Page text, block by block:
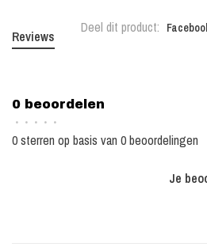
Deel dit product:
Reviews
0 beoordelen
• • • • •
0 sterren op basis van 0 beoordelingen
Je